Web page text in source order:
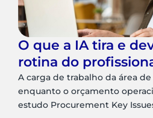
O que a IA tira e
rotina do
A carga de trabalho da área
enquanto o orçamento
estudo Procurement Key